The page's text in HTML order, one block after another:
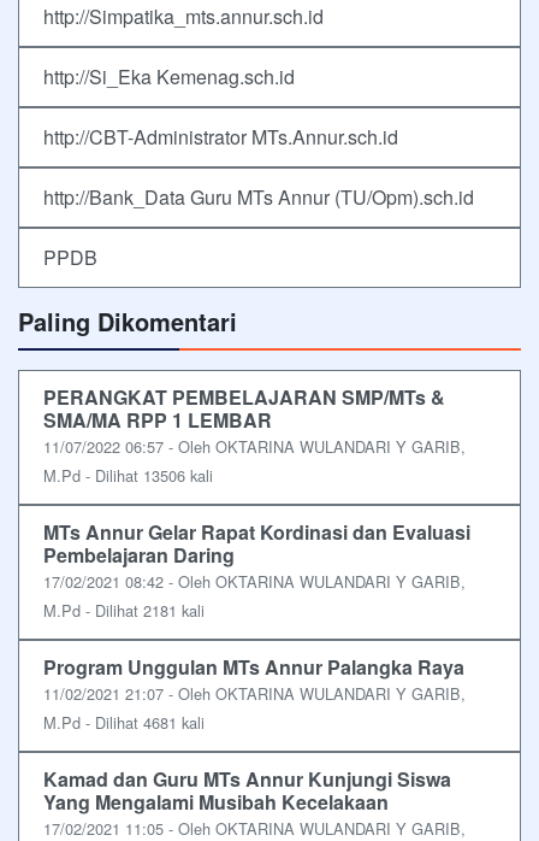
http://Simpatika_mts.annur.sch.id
http://Si_Eka Kemenag.sch.id
http://CBT-Administrator MTs.Annur.sch.id
http://Bank_Data Guru MTs Annur (TU/Opm).sch.id
PPDB
Paling Dikomentari
PERANGKAT PEMBELAJARAN SMP/MTs &
SMA/MA RPP 1 LEMBAR
11/07/2022 06:57 - Oleh OKTARINA WULANDARI Y GARIB,
M.Pd - Dilihat 13506 kali
MTs Annur Gelar Rapat Kordinasi dan Evaluasi
Pembelajaran Daring
17/02/2021 08:42 - Oleh OKTARINA WULANDARI Y GARIB,
M.Pd - Dilihat 2181 kali
Program Unggulan MTs Annur Palangka Raya
11/02/2021 21:07 - Oleh OKTARINA WULANDARI Y GARIB,
M.Pd - Dilihat 4681 kali
Kamad dan Guru MTs Annur Kunjungi Siswa
Yang Mengalami Musibah Kecelakaan
17/02/2021 11:05 - Oleh OKTARINA WULANDARI Y GARIB,